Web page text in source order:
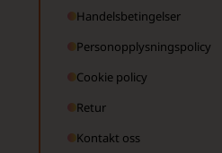
Handelsbetingelser
Personopplysningspolicy
Cookie policy
Retur
Kontakt oss